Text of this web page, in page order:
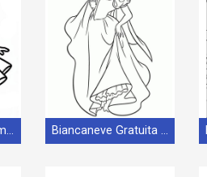
Biancaneve per Bambini di 4 Anni Biancaneve Gratuita da Stampare